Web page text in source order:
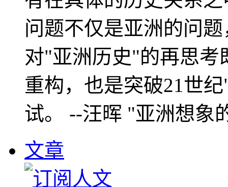
问题不仅是亚洲的问
对"亚洲历史"的再思考
重构，也是突破21世
试。 --汪晖 "亚洲想象
文章